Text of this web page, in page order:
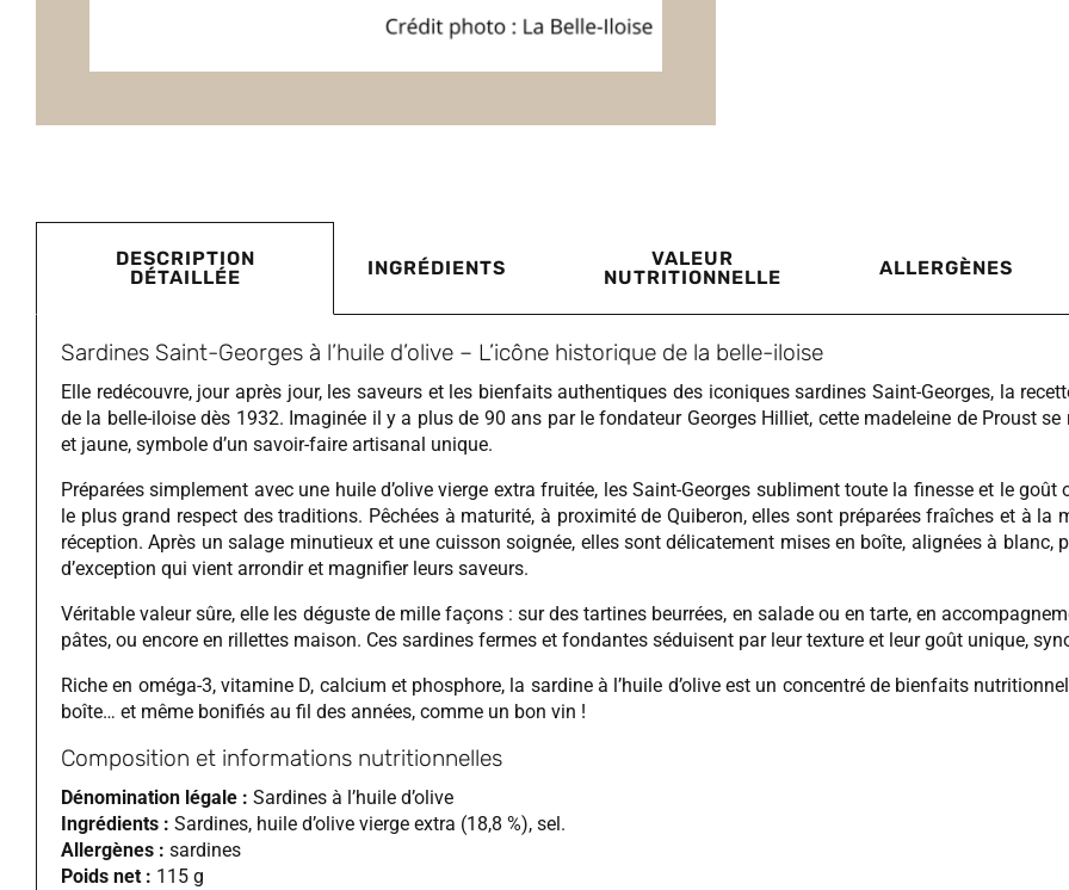
DESCRIPTION
DÉTAILLÉE
INGRÉDIENTS
VALEUR
NUTRITIONNELLE
ALLERGÈNES
Sardines Saint-Georges à l’huile d’olive – L’icône historique de la belle-iloise
Elle redécouvre, jour après jour, les saveurs et les bienfaits authentiques des iconiques sardines Saint-Georges, la
de la belle-iloise dès 1932. Imaginée il y a plus de 90 ans par le fondateur Georges Hilliet, cette madeleine de Proust
et jaune, symbole d’un savoir-faire artisanal unique.
Préparées simplement avec une huile d’olive vierge extra fruitée, les Saint-Georges subliment toute la finesse et le goût
le plus grand respect des traditions. Pêchées à maturité, à proximité de Quiberon, elles sont préparées fraîches et à la
réception. Après un salage minutieux et une cuisson soignée, elles sont délicatement mises en boîte, alignées à blanc,
d’exception qui vient arrondir et magnifier leurs saveurs.
Véritable valeur sûre, elle les déguste de mille façons : sur des tartines beurrées, en salade ou en tarte, en
pâtes, ou encore en rillettes maison. Ces sardines fermes et fondantes séduisent par leur texture et leur goût unique,
Riche en oméga-3, vitamine D, calcium et phosphore, la sardine à l’huile d’olive est un concentré de bienfaits
boîte… et même bonifiés au fil des années, comme un bon vin !
Composition et informations nutritionnelles
Dénomination légale : Sardines à l’huile d’olive
Ingrédients : Sardines, huile d’olive vierge extra (18,8 %), sel.
Allergènes : sardines
Poids net : 115 g